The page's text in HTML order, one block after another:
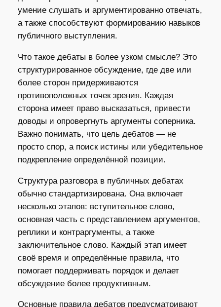
умение слушать и аргументированно отвечать,
а также способствуют формированию навыков
публичного выступления.
Что такое дебаты в более узком смысле? Это
структурированное обсуждение, где две или
более сторон придерживаются
противоположных точек зрения. Каждая
сторона имеет право высказаться, привести
доводы и опровергнуть аргументы соперника.
Важно понимать, что цель дебатов — не
просто спор, а поиск истины или убедительное
подкрепление определённой позиции.
Структура разговора в публичных дебатах
обычно стандартизирована. Она включает
несколько этапов: вступительное слово,
основная часть с представлением аргументов,
реплики и контраргументы, а также
заключительное слово. Каждый этап имеет
своё время и определённые правила, что
помогает поддерживать порядок и делает
обсуждение более продуктивным.
Основные правила дебатов предусматривают